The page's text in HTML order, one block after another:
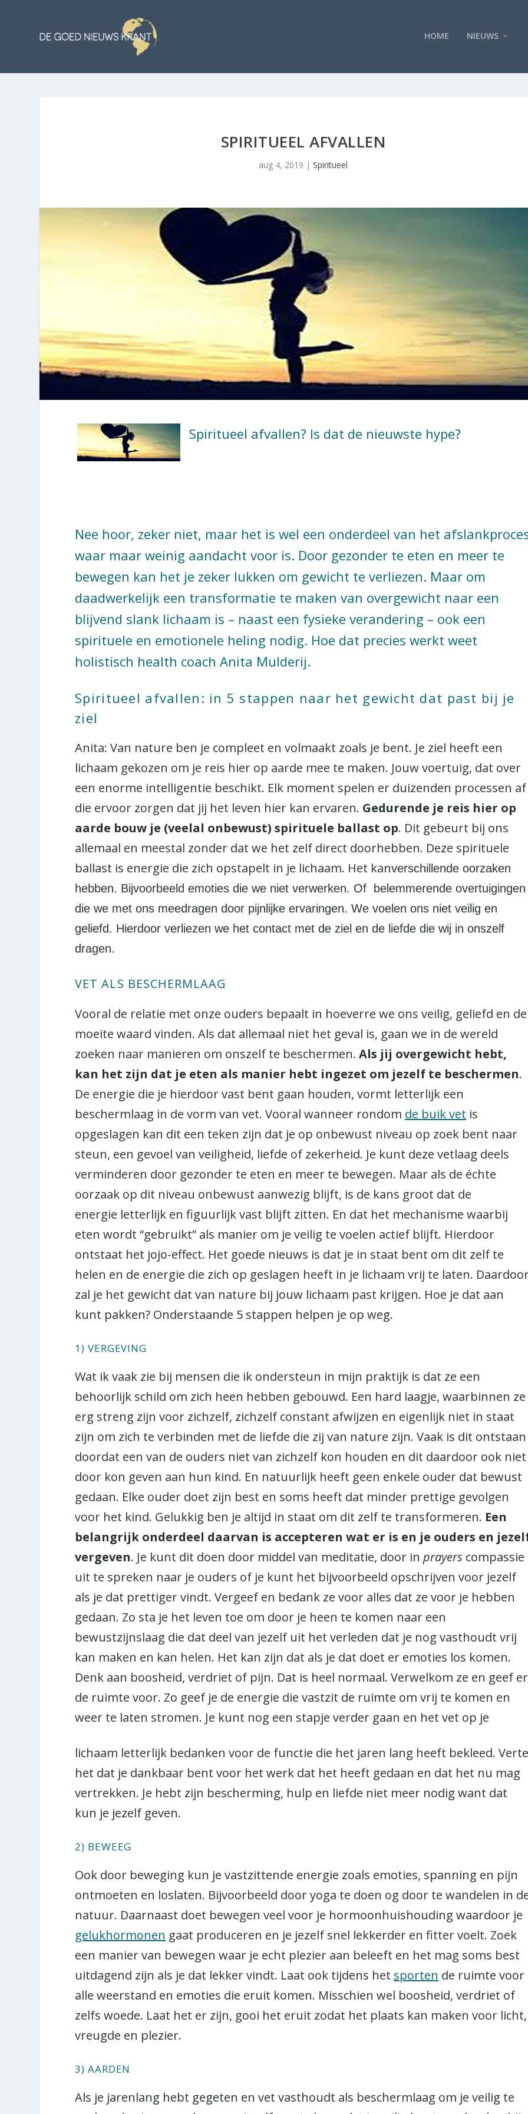
HOME NIEUWS
SPIRITUEEL AFVALLEN
aug 4, 2019 |Spiritueel
Spiritueel afvallen? Is dat de nieuwste hype?
Nee hoor, zeker niet, maar het is wel een onderdeel van het
waar maar weinig aandacht voor is. Door gezonder te eten en meer te
bewegen kan het je zeker lukken om gewicht te verliezen. Maar om
daadwerkelijk een transformatie te maken van overgewicht naar een
blijvend slank lichaam is – naast een fysieke verandering – ook een
spirituele en emotionele heling nodig. Hoe dat precies werkt weet
holistisch health coach Anita Mulderij.
Spiritueel afvallen: in 5 stappen naar het gewicht dat past bij je
ziel
Anita: Van nature ben je compleet en volmaakt zoals je bent. Je ziel heeft een
lichaam gekozen om je reis hier op aarde mee te maken. Jouw voertuig, dat over
een enorme intelligentie beschikt. Elk moment spelen er duizenden processen af
die ervoor zorgen dat jij het leven hier kan ervaren. Gedurende je reis hier op
aarde bouw je (veelal onbewust) spirituele ballast op. Dit gebeurt bij ons
allemaal en meestal zonder dat we het zelf direct doorhebben. Deze spirituele
ballast is energie die zich opstapelt in je lichaam. Het kanverschillende oorzaken
hebben. Bijvoorbeeld emoties die we niet verwerken. Of belemmerende overtuigingen
die we met ons meedragen door pijnlijke ervaringen. We voelen ons niet veilig en
geliefd. Hierdoor verliezen we het contact met de ziel en de liefde die wij in onszelf
dragen.
VET ALS BESCHERMLAAG
Vooral de relatie met onze ouders bepaalt in hoeverre we ons veilig, geliefd en de
moeite waard vinden. Als dat allemaal niet het geval is, gaan we in de wereld
zoeken naar manieren om onszelf te beschermen.Als jij overgewicht hebt,
kan het zijn dat je eten als manier hebt ingezet om jezelf te beschermen.
De energie die je hierdoor vast bent gaan houden, vormt letterlijk een
beschermlaag in de vorm van vet. Vooral wanneer rondom de buik vet is
opgeslagen kan dit een teken zijn dat je op onbewust niveau op zoek bent naar
steun, een gevoel van veiligheid, liefde of zekerheid. Je kunt deze vetlaag deels
verminderen door gezonder te eten en meer te bewegen. Maar als de échte
oorzaak op dit niveau onbewust aanwezig blijft, is de kans groot dat de
energie letterlijk en figuurlijk vast blijft zitten. En dat het mechanisme waarbij
eten wordt “gebruikt” als manier om je veilig te voelen actief blijft. Hierdoor
ontstaat het jojo-effect. Het goede nieuws is dat je in staat bent om dit zelf te
helen en de energie die zich op geslagen heeft in je lichaam vrij te laten.
zal je het gewicht dat van nature bij jouw lichaam past krijgen. Hoe je dat aan
kunt pakken? Onderstaande 5 stappen helpen je op weg.
1) VERGEVING
Wat ik vaak zie bij mensen die ik ondersteun in mijn praktijk is dat ze een
behoorlijk schild om zich heen hebben gebouwd. Een hard laagje, waarbinnen ze
erg streng zijn voor zichzelf, zichzelf constant afwijzen en eigenlijk niet in staat
zijn om zich te verbinden met de liefde die zij van nature zijn. Vaak is dit ontstaan
doordat een van de ouders niet van zichzelf kon houden en dit daardoor ook niet
door kon geven aan hun kind. En natuurlijk heeft geen enkele ouder dat bewust
gedaan. Elke ouder doet zijn best en soms heeft dat minder prettige gevolgen
voor het kind. Gelukkig ben je altijd in staat om dit zelf te transformeren. Een
belangrijk onderdeel daarvan is accepteren wat er is en je ouders en
vergeven. Je kunt dit doen door middel van meditatie, door inprayers compassie
uit te spreken naar je ouders of je kunt het bijvoorbeeld opschrijven voor jezelf
als je dat prettiger vindt. Vergeef en bedank ze voor alles dat ze voor je hebben
gedaan. Zo sta je het leven toe om door je heen te komen naar een
bewustzijnslaag die dat deel van jezelf uit het verleden dat je nog vasthoudt vrij
kan maken en kan helen. Het kan zijn dat als je dat doet er emoties los komen.
Denk aan boosheid, verdriet of pijn. Dat is heel normaal. Verwelkom ze en geef er
de ruimte voor. Zo geef je de energie die vastzit de ruimte om vrij te komen en
weer te laten stromen. Je kunt nog een stapje verder gaan en het vet op je
lichaam letterlijk bedanken voor de functie die het jaren lang heeft bekleed.
het dat je dankbaar bent voor het werk dat het heeft gedaan en dat het nu mag
vertrekken. Je hebt zijn bescherming, hulp en liefde niet meer nodig want dat
kun je jezelf geven.
2) BEWEEG
Ook door beweging kun je vastzittende energie zoals emoties, spanning en pijn
ontmoeten en loslaten. Bijvoorbeeld door yoga te doen og door te wandelen in
natuur. Daarnaast doet bewegen veel voor je hormoonhuishouding waardoor je
gelukhormonen gaat produceren en je jezelf snel lekkerder en fitter voelt. Zoek
een manier van bewegen waar je echt plezier aan beleeft en het mag soms best
uitdagend zijn als je dat lekker vindt. Laat ook tijdens het sporten de ruimte voor
alle weerstand en emoties die eruit komen. Misschien wel boosheid, verdriet of
zelfs woede. Laat het er zijn, gooi het eruit zodat het plaats kan maken voor licht,
vreugde en plezier.
3) AARDEN
Als je jarenlang hebt gegeten en vet vasthoudt als beschermlaag om je veilig te